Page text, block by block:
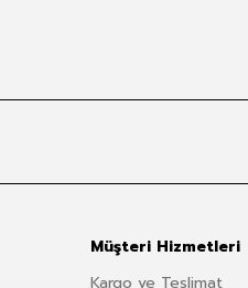
Müşteri Hizmetleri
Kargo ve Teslimat